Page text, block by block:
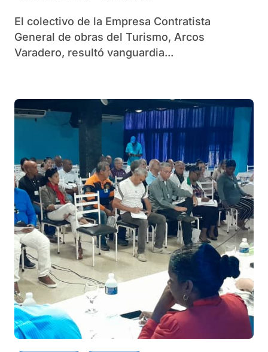
El colectivo de la Empresa Contratista
General de obras del Turismo, Arcos
Varadero, resultó vanguardia...